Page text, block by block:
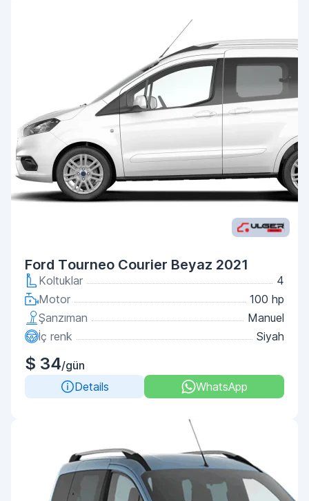
Ford Tourneo Courier Beyaz 2021
Koltuklar
4
Motor
100 hp
Şanzıman
Manuel
İç renk
Siyah
$ 34/gün
Details
WhatsApp